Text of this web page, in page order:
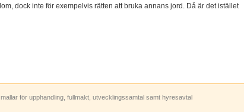
dock inte för exempelvis rätten att bruka annans jord. Då är det istället
för upphandling, fullmakt, utvecklingssamtal samt hyresavtal